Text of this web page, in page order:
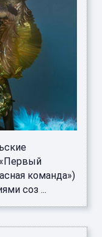
команда»)
соз ...